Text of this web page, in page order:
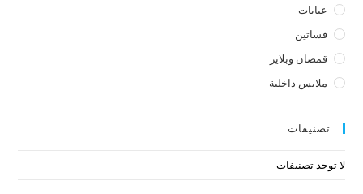
عبايات
فساتين
قمصان وبلايز
ملابس داخلية
تصنيفات
لا توجد تصنيفات